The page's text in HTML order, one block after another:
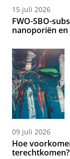
15 juli 2026
FWO-SBO-
nanoporiën
09 juli 2026
Hoe
terechtkomen?